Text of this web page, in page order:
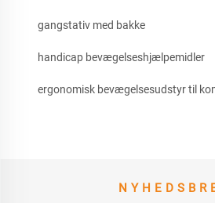
gangstativ med bakke
handicap bevægelseshjælpemidler
ergonomisk bevægelsesudstyr til